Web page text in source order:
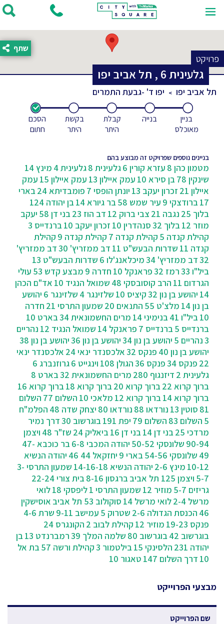
פרויקט
גלעינית6
, תל אביב יפו
שתף
תל אביב יפו יפו ד' -גבעת התמרים
בניין
מאוכלס
בנייה
קבלת
היתר
בקשת
היתר
הסכם
חתום
בניינים נוספים שפרויקט זה מבוצע בהם
מטמון כהן 8 עזרא קורין 6 גלעינית 8 גלעינית 4
מינץ 14
שינקין 78
בן סירא 10 עמק איילון 13 עמק איילון 15
עמק
איילון 21
זכרון יעקב 13 יונתן הופסי 7 פומבדיתא 24
בארי
17ברודצקי 9 עיר שמש 58 בר גיורא 14
בן יהודה 124
בלוך 25
נגבה 21 צבי ברוק 12 דב הוז 23 בני דן 58
יעקב
מוזר 12
בלוך 32 סנהדרין 10 זכרון יעקב 10
ברנדייס 3
קהילת קנדה 5
קהילת קנדה 7 קהילת קנדה 9
קהילת
קנדה 11
שדרות הבעש"ט 11 דב ממזריץ' 30
דב ממזריץ'
32דב ממזריץ' 34 מיכלאנג'לו 6
שדרות הבעש"ט 13
ביל"ו 33
רמז 32 פראנקל 10 חדרה 9 מבצע קדש 53
עולי
הגרדום 11
הרב קוסובסקי 48 שמואל הנגיד 10
אד"ם הכהן
14 יהושע בן נון 32 קיציס 10 שלזינגר 4 שלזינגר 6
יהושע
בן נון 14
מלצ'ט 55 התנאים 20 שמעון התרסי 21
חדרה
10ביל"ו 41 בנימיני 14 מרים החשמונאית 34
בארט 10
ברנדייס 5
ברנדייס 7 פראנקל 14 שמואל הנגיד 12
נהריים
3נהריים 5 יהושע בן נון 34 יהושע בן נון 36
יהושע בן נון 38
יהושע בן נון 40
פנקס 32 אלכסנדר ינאי 24
אלכסנדר ינאי
22 פנקס 34 פנקס 36 הגולן 108 וינגייט 6
גרוזנברג 6
גלעינית 2
דיזנגוף 280 מרים החשמונאית 32
בארט 8
ברוך קרוא 22
ברוך קרוא 20 ברוך קרוא 18
ברוך קרוא 16
ברוך קרוא 14
ברוך קרוא 12 מלאכי 10 השלום 77
השלום
81 סוטין 13 נורדאו 88 נורדאו 80 יצחק שדה 48
הפלמ"ח
5 השלום 83 השלום 79 יפת 191 בוגרשוב 30
‫דרך נמיר
מרדכי 25
בני דן 14 בני דן 16 ביאליק 24 שז"ר 48
ויצמן
90-94 שלונסקי 50-52 יהודה המכבי 6-8
בר כוכבא 47-
49 שלונסקי 54-56 בארי 9 יחזקאל 44 46
יהודה הנשיא
10-12 מינץ 2-6 יהודה הנשיא 14-16-18
שמעון התרסי 3-
5-7 ויצמן 125 תל אביב ברגסון 8-16
בית צורי 22-24
גריזים 5-7
מוזיר 12 שמעון התרסי 1 ליפסקי 18
לואי
מרשל 2-4
לואי מרשל 14 סוקולוב 53 תל אביב
אוסישקין
46 הכנסת הגדולה 2-6 שטרוק 5 עמישב 9-11
שרת 4-6
פנקס 19-23
מוזיר 12 קהילת לבוב 2
הקונגרס 24
בוגרשוב 42
בוגרשוב 80 שלמה המלך 39 רמברנדט 13
בן
יהודה 231
הלסינקי 15 בילטמור 3 קהילת ורשה 57
בת אל
10 דרך השלום 147 טאגור 10
מבצעי הפרוייקט
שם הפרוייקט